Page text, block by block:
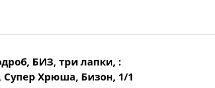
БИЗ, три лапки, :
Хрюша, Бизон, 1/1